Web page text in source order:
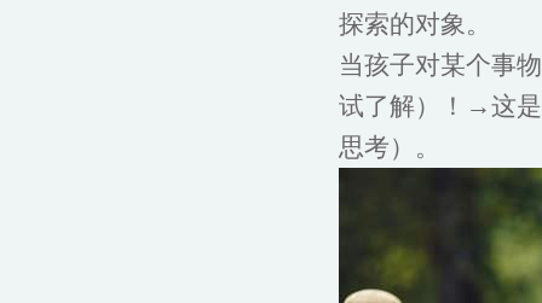
探索的对象。
当孩子对某个事
试了解）！→这
思考）。